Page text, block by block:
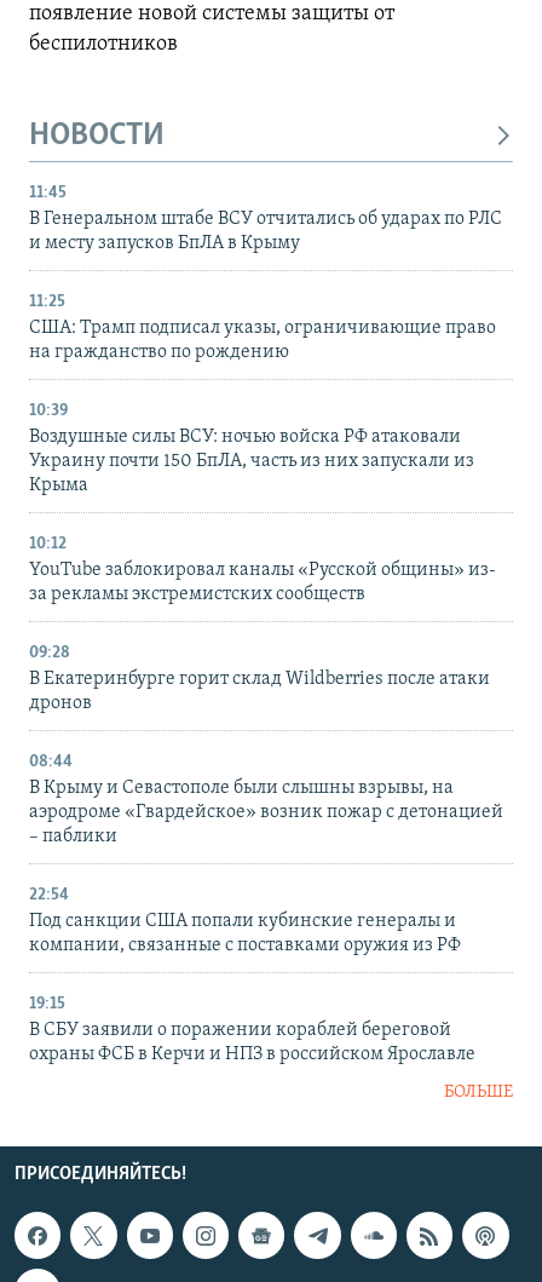
появление новой системы защиты от
беспилотников
НОВОСТИ
11:45
В Генеральном штабе ВСУ отчитались об ударах по РЛС
и месту запусков БпЛА в Крыму
11:25
США: Трамп подписал указы, ограничивающие право
на гражданство по рождению
10:39
Воздушные силы ВСУ: ночью войска РФ атаковали
Украину почти 150 БпЛА, часть из них запускали из
Крыма
10:12
YouTube заблокировал каналы «Русской общины» из-
за рекламы экстремистских сообществ
09:28
В Екатеринбурге горит склад Wildberries после атаки
дронов
08:44
В Крыму и Севастополе были слышны взрывы, на
аэродроме «Гвардейское» возник пожар с детонацией
– паблики
22:54
Под санкции США попали кубинские генералы и
компании, связанные с поставками оружия из РФ
19:15
В СБУ заявили о поражении кораблей береговой
охраны ФСБ в Керчи и НПЗ в российском Ярославле
БОЛЬШЕ
ПРИСОЕДИНЯЙТЕСЬ!